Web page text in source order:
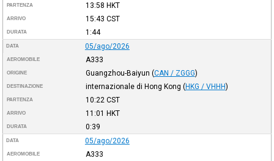
PARTENZA 13:58 HKT
ARRIVO 15:43 CST
DURATA 1:44
DATA 05/ago/2026
AEROMOBILE A333
ORIGINE Guangzhou-Baiyun (CAN / ZGGG)
DESTINAZIONE internazionale di Hong Kong (HKG / VHHH)
PARTENZA 10:22 CST
ARRIVO 11:01 HKT
DURATA 0:39
DATA 05/ago/2026
AEROMOBILE A333